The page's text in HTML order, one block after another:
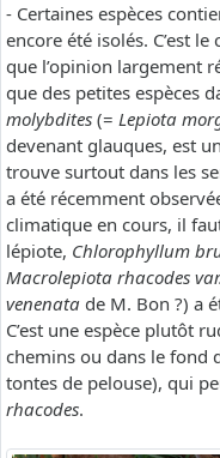
- Certaines espèces
encore été isolés. C’est
que l’opinion largement
que des petites espèces
molybdites (= Lepiota
devenant glauques, est
trouve surtout dans les
a été récemment
climatique en cours, il
lépiote, Chlorophyllum
Macrolepiota rhacodes
venenata de M. Bon ?) a
C’est une espèce plutôt
chemins ou dans le fond
tontes de pelouse), qui
rhacodes.